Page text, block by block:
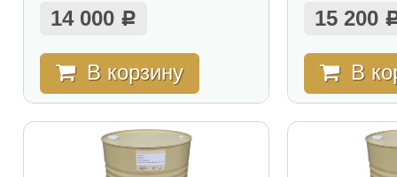
14 000 Р
В корзину
15 200
В